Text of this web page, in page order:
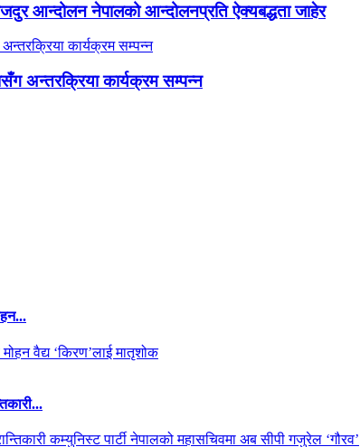
आन्दोलन नेपालको आन्दोलनप्रति ऐक्यबद्धता जाहेर
अन्तरक्रिया कार्यक्रम सम्पन्न